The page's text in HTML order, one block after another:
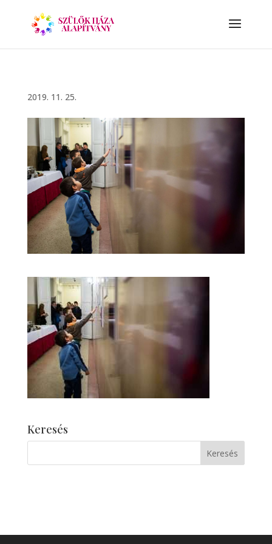
2019. 11. 25.
Keresés